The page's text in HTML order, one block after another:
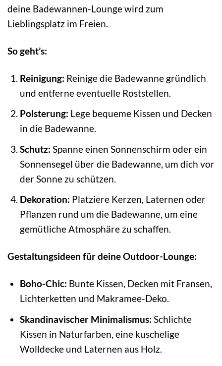
deine Badewannen-Lounge wird zum
Lieblingsplatz im Freien.
So geht’s:
Reinigung: Reinige die Badewanne gründlich
und entferne eventuelle Roststellen.
Polsterung: Lege bequeme Kissen und Decken
in die Badewanne.
Schutz: Spanne einen Sonnenschirm oder ein
Sonnensegel über die Badewanne, um dich vor
der Sonne zu schützen.
Dekoration: Platziere Kerzen, Laternen oder
Pflanzen rund um die Badewanne, um eine
gemütliche Atmosphäre zu schaffen.
Gestaltungsideen für deine Outdoor-Lounge:
Boho-Chic: Bunte Kissen, Decken mit Fransen,
Lichterketten und Makramee-Deko.
Skandinavischer Minimalismus: Schlichte
Kissen in Naturfarben, eine kuschelige
Wolldecke und Laternen aus Holz.